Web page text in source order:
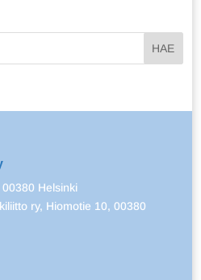
Helsinki
ry, Hiomotie 10, 00380